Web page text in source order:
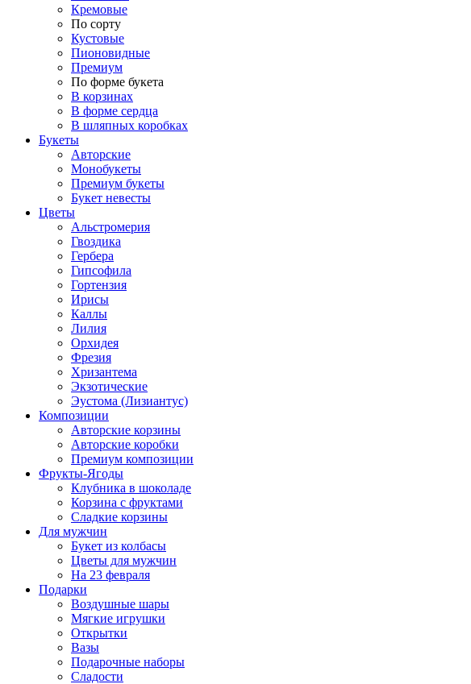
Кремовые
По сорту
Кустовые
Пионовидные
Премиум
По форме букета
В корзинах
В форме сердца
В шляпных коробках
Букеты
Авторские
Монобукеты
Премиум букеты
Букет невесты
Цветы
Альстромерия
Гвоздика
Гербера
Гипсофила
Гортензия
Ирисы
Каллы
Лилия
Орхидея
Фрезия
Хризантема
Экзотические
Эустома (Лизиантус)
Композиции
Авторские корзины
Авторские коробки
Премиум композиции
Фрукты-Ягоды
Клубника в шоколаде
Корзина с фруктами
Сладкие корзины
Для мужчин
Букет из колбасы
Цветы для мужчин
На 23 февраля
Подарки
Воздушные шары
Мягкие игрушки
Открытки
Вазы
Подарочные наборы
Сладости